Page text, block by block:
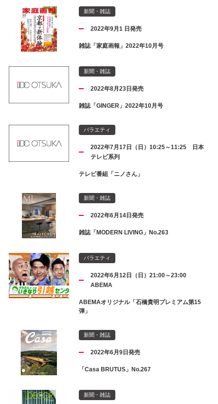
新聞・雑誌
2022年9月1 日発売
雑誌「家庭画報」2022年10月号
新聞・雑誌
2022年8月23日発売
雑誌「GINGER」2022年10月号
バラエティ
2022年7月17日（日）10:25～11:25 日本
テレビ系列
テレビ番組「ニノさん」
新聞・雑誌
2022年6月14日発売
雑誌「MODERN LIVING」No.263
バラエティ
2022年6月12日（日）21:00～23:00
ABEMA
ABEMAオリジナル「石橋貴明プレミアム第15
弾」
新聞・雑誌
2022年6月9日発売
「Casa BRUTUS」No.267
新聞・雑誌